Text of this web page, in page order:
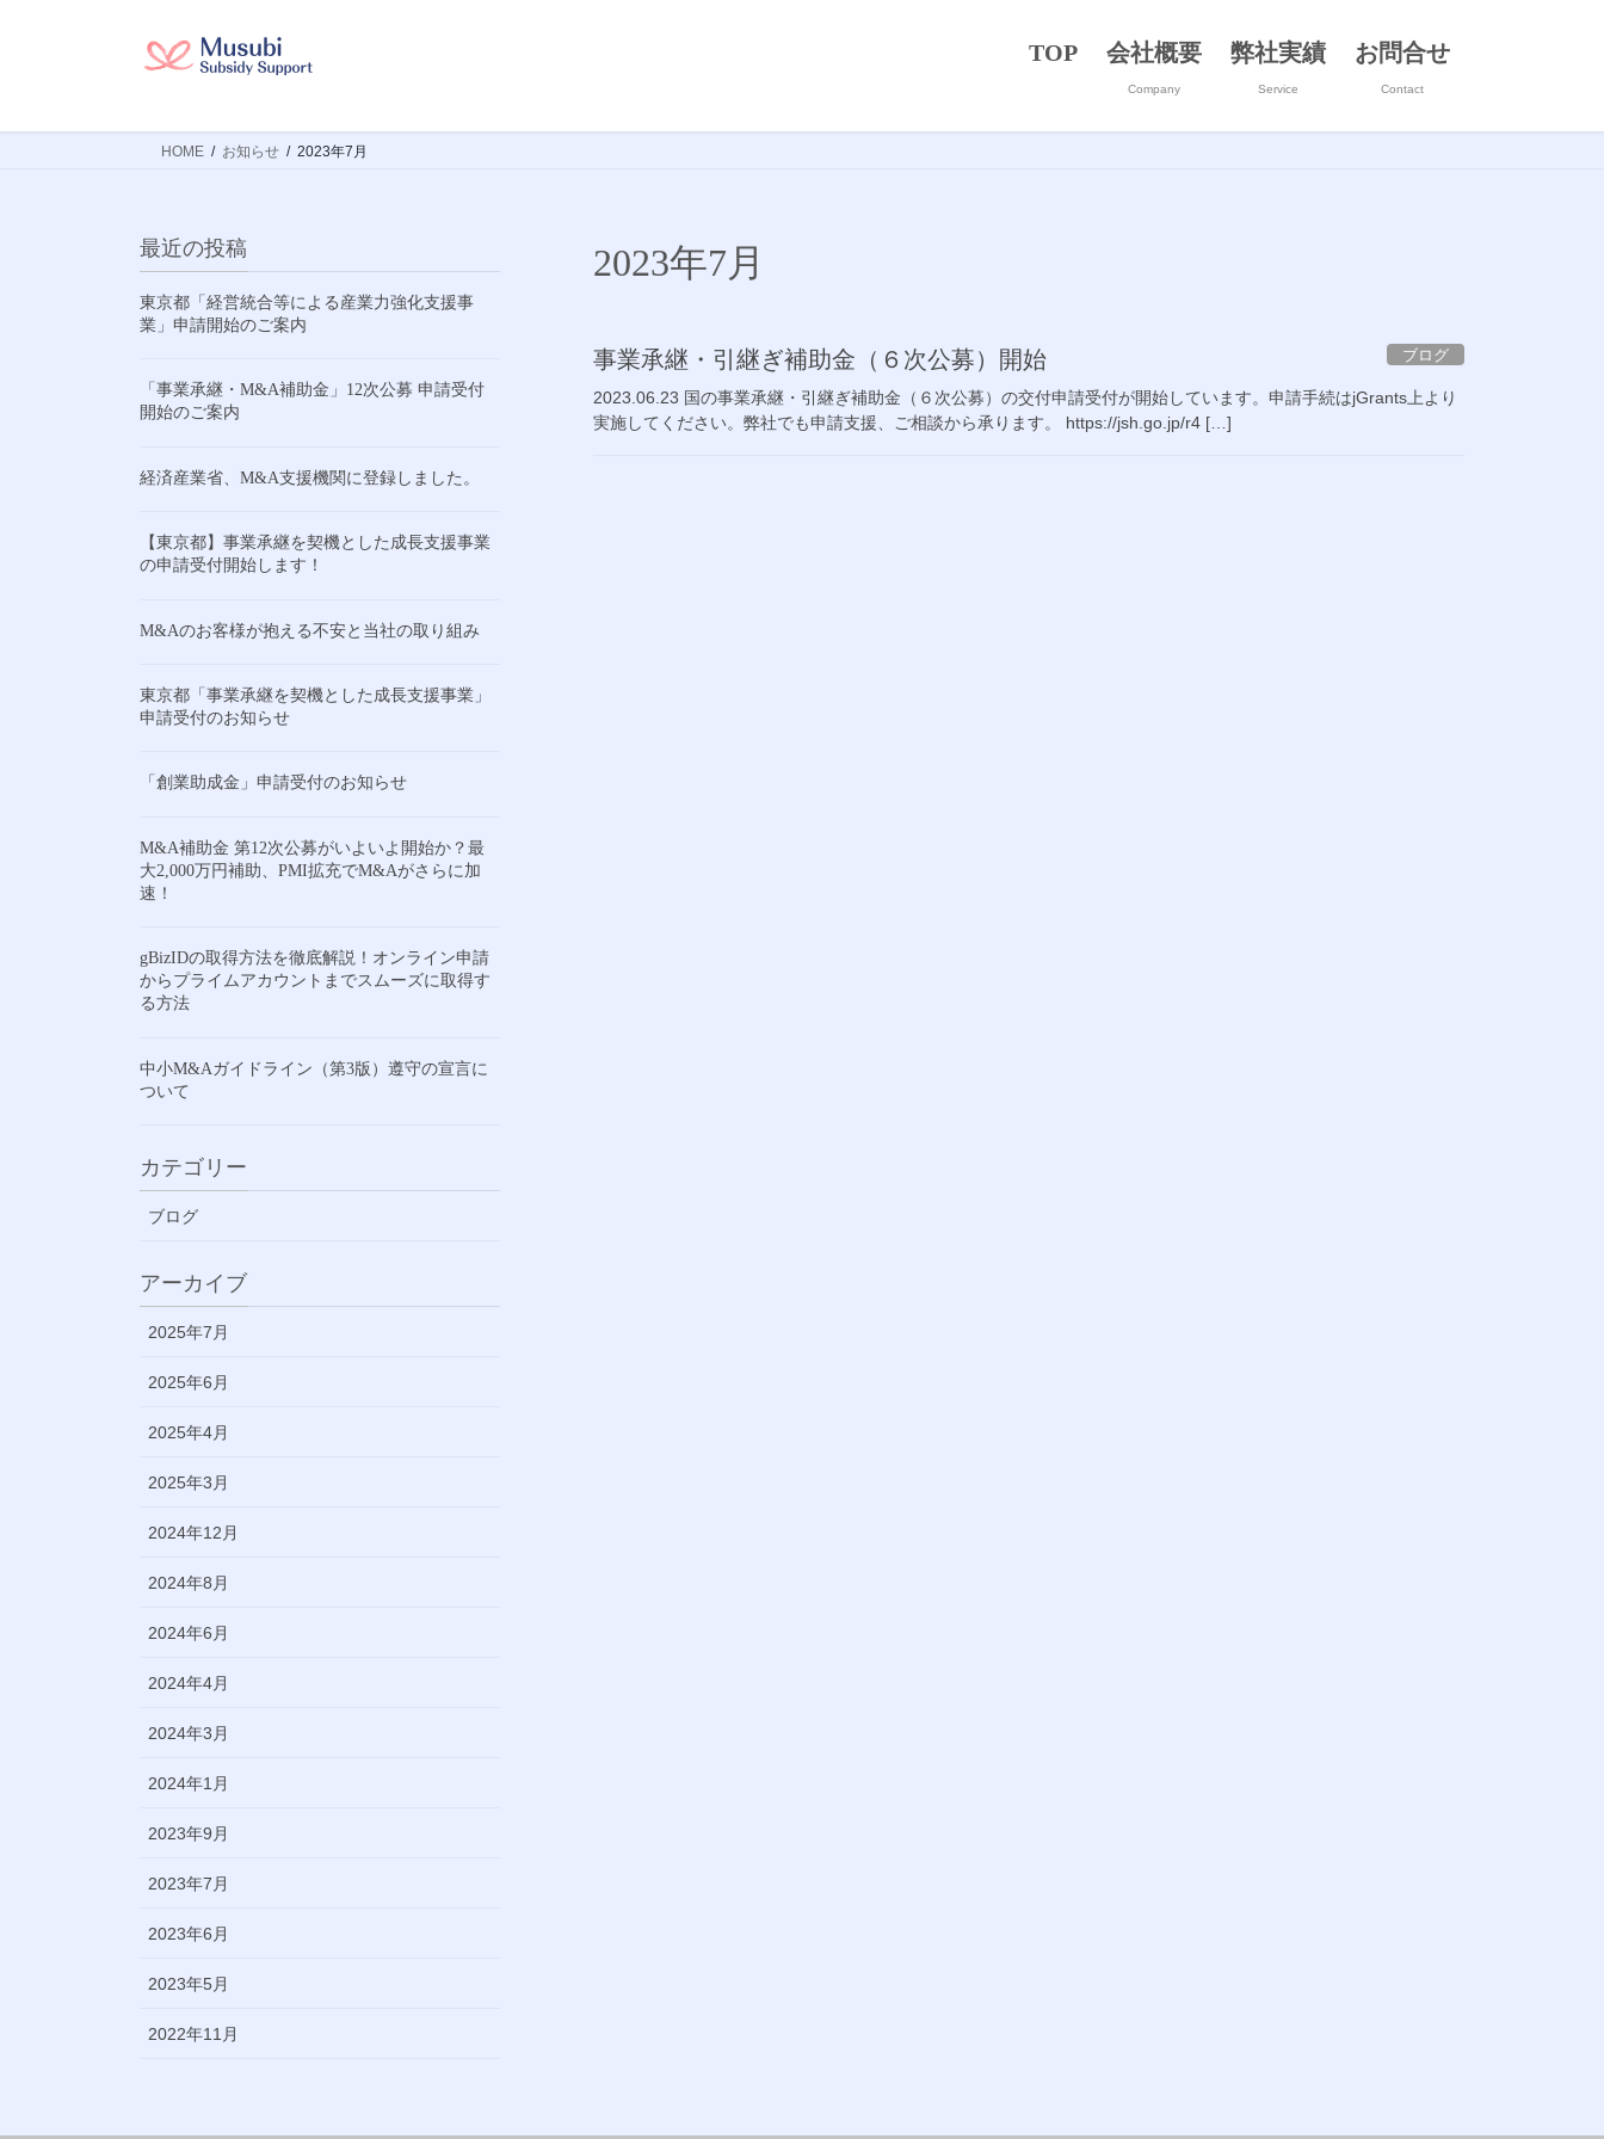
ツ
シ
TOP 会社概要
Company
弊社実績
Service
お問合せ
Contact
HOME お知らせ 2023年7月
2023年7月
ブログ
事業承継・引継ぎ補助金（６次公募）開始
2023.06.23 国の事業承継・引継ぎ補助金（６次公募）の交付申請受付が開始しています。申請手続はjGrants上より
実施してください。弊社でも申請支援、ご相談から承ります。 https://jsh.go.jp/r4 […]
最近の投稿
東京都「経営統合等による産業力強化支援事
業」申請開始のご案内
「事業承継・M&A補助金」12次公募 申請受付
開始のご案内
経済産業省、M&A支援機関に登録しました。
【東京都】事業承継を契機とした成長支援事業
の申請受付開始します！
M&Aのお客様が抱える不安と当社の取り組み
東京都「事業承継を契機とした成長支援事業」
申請受付のお知らせ
「創業助成金」申請受付のお知らせ
M&A補助金 第12次公募がいよいよ開始か？最
大2,000万円補助、PMI拡充でM&Aがさらに加
速！
gBizIDの取得方法を徹底解説！オンライン申請
からプライムアカウントまでスムーズに取得す
る方法
中小M&Aガイドライン（第3版）遵守の宣言に
ついて
カテゴリー
ブログ
アーカイブ
2025年7月
2025年6月
2025年4月
2025年3月
2024年12月
2024年8月
2024年6月
2024年4月
2024年3月
2024年1月
2023年9月
2023年7月
2023年6月
2023年5月
2022年11月